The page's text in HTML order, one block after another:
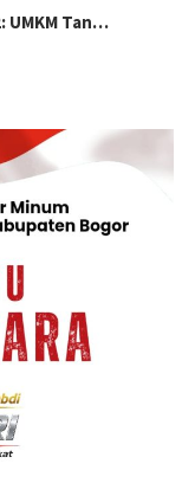
UMKM Tan…